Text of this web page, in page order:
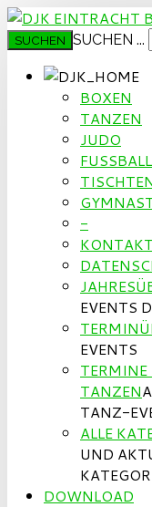
SUCHEN SUCHEN ...
BOXEN
TANZEN
JUDO
FUSSBALL
-
KONTAKT
EVENTS
EVENTS
TANZEN
TANZ-
ALLE
UND
DOWNLOAD